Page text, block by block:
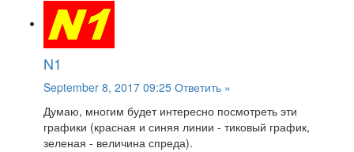
N1
September 8, 2017 09:25 Ответить »
Думаю, многим будет интересно посмотреть эти
графики (красная и синяя линии - тиковый график,
зеленая - величина спреда).